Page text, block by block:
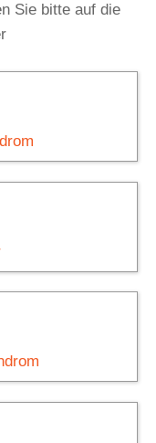
Sie bitte auf die